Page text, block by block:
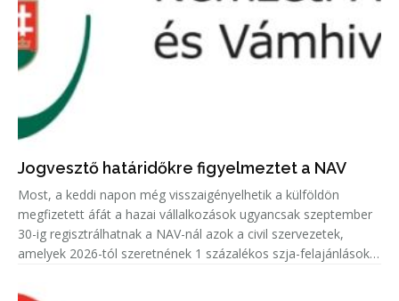
Jogvesztő határidőkre figyelmeztet a NAV
Most, a keddi napon még visszaigényelhetik a külföldön
megfizetett áfát a hazai vállalkozások ugyancsak szeptember
30-ig regisztrálhatnak a NAV-nál azok a civil szervezetek,
amelyek 2026-tól szeretnének 1 százalékos szja-felajánlásokat